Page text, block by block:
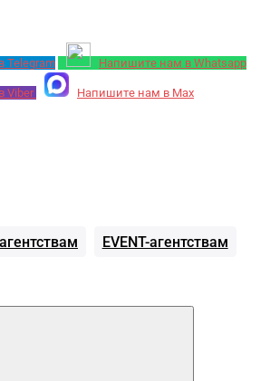
Telegram Напишите нам в Whatsapp
Viber
Напишите нам в Max
EVENT-агентствам